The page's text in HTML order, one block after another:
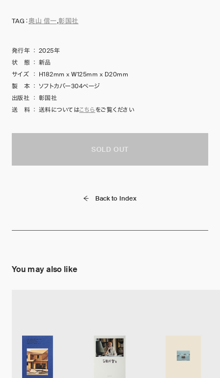
TAG：奥山 信一,彰国社
発行年 ： 2025年
状 態 ： 新品
サイズ
： H182mm x W125mm x D20mm
製 本 ： ソフトカバー304ページ
出版社 ： 彰国社
送 料 ： 送料についてはこちらをご覧ください
SOLD OUT
Back to Index
You may also like